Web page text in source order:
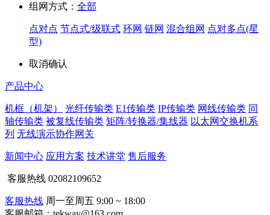
组网方式： 全部
点对点 节点式/级联式 环网 链网 混合组网 点对多点(星
型)
取消确认
产品中心
机框（机架） 光纤传输类 E1传输类 IP传输类 网线传输类 同
轴传输类 被复线传输类 矩阵/转换器/集线器 以太网交换机系
列 无线演示协作网关
新闻中心 应用方案 技术讲堂 售后服务
客服热线 02082109652
客服热线 周一至周五 9:00 ~ 18:00